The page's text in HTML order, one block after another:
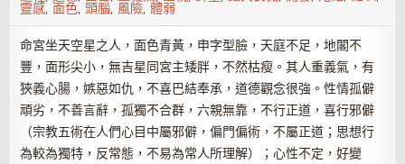
靈感,面色,頭腦, 風險,體弱
命宮坐天空星之人，面色青黃，申字型臉，天庭不足，地閣不
豐，面形尖小，無吉星同宮主矮胖，不然枯瘦。其人重義氣，有
狹義心腸，嫉惡如仇，不喜巴結奉承，道德觀念很強。性情孤僻
頑劣，不善言辭，孤獨不合群，六親無靠，不行正道，喜行邪僻
（宗教五術在人們心目中屬邪僻，偏門偏術，不屬正道；思想行
為較為獨特，反常態，不易為常人所理解）；心性不定，好變